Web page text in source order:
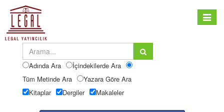
Toggle
Adında Ara
İçindekilerde Ara
Tüm Metinde Ara
Yazara Göre Ara
Kitaplar
Dergiler Makaleler